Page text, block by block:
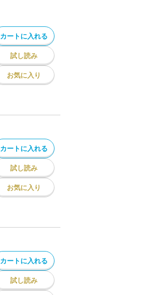
カートに入れる
試し読み
お気に入り
カートに入れる
試し読み
お気に入り
カートに入れる
試し読み